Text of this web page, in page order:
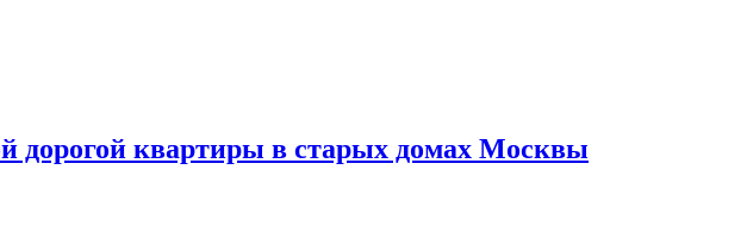
дорогой квартиры в старых домах Москвы